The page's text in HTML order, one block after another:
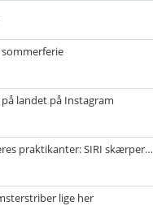
landet på Instagram
praktikanter: SIRI skærper…
lige her